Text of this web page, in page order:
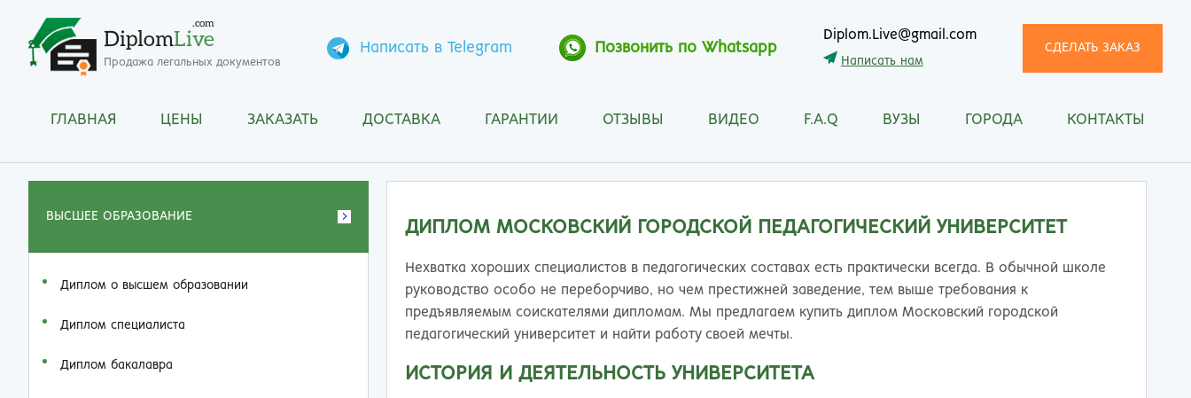
DiplomLive
.com
Продажа легальных документов
Написать в Telegram Позвонить по Whatsapp
Diplom.Live@gmail.com
Написать нам
СДЕЛАТЬ ЗАКАЗ
ГЛАВНАЯ ЦЕНЫ ЗАКАЗАТЬ ДОСТАВКА ГАРАНТИИ ОТЗЫВЫ ВИДЕО F.A.Q ВУЗЫ ГОРОДА
Архангельск
Барнаул
Белгород
Бийск
Благовещенск
Брянск
Курган
Липецк
Магнитогорск
Махачкала
Москва
Мытищи
Саранск
Смоленск
Сочи
Ставрополь
КОНТАКТЫ
ВЫСШЕЕ ОБРАЗОВАНИЕ
Диплом о высшем образовании
Диплом специалиста
Диплом бакалавра
ДИПЛОМ МОСКОВСКИЙ ГОРОДСКОЙ ПЕДАГОГИЧЕСКИЙ УНИВЕРСИТЕТ
Нехватка хороших специалистов в педагогических составах есть практически всегда. В обычной школе
руководство особо не переборчиво, но чем престижней заведение, тем выше требования к
предъявляемым соискателями дипломам. Мы предлагаем купить диплом Московский городской
педагогический университет и найти работу своей мечты.
ИСТОРИЯ И ДЕЯТЕЛЬНОСТЬ УНИВЕРСИТЕТА